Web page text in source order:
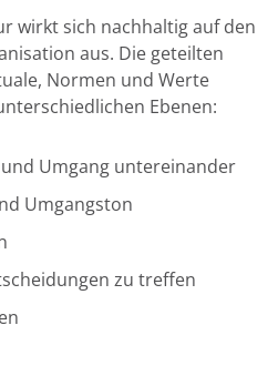
wirkt sich nachhaltig auf den
aus. Die geteilten
Normen und Werte
Ebenen:
Umgang untereinander
Umgangston
zu treffen